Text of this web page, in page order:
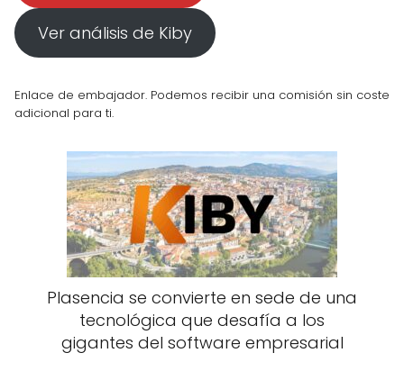
Ver análisis de Kiby
Enlace de embajador. Podemos recibir una comisión sin coste
adicional para ti.
Plasencia se convierte en sede de una
tecnológica que desafía a los
gigantes del software empresarial